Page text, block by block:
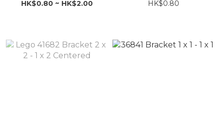
Rounded Corners at the
HK$0.80 ~ HK$2.00
HK$0.80